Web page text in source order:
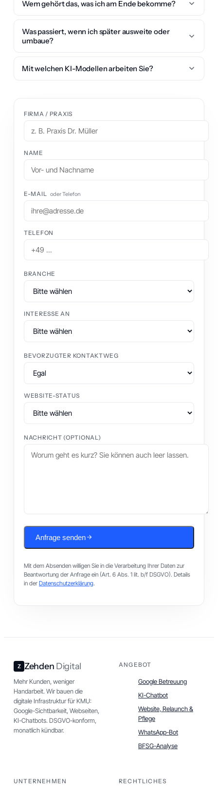
FIRMA / PRAXIS
NAME
E-MAIL oder Telefon
TELEFON
BRANCHE
INTERESSE AN
BEVORZUGTER KONTAKTWEG
WEBSITE-STATUS
NACHRICHT (OPTIONAL)
Anfrage senden
Mit dem Absenden willigen Sie in die Verarbeitung Ihrer Daten zur
Beantwortung der Anfrage ein (Art. 6 Abs. 1 lit. b/f DSGVO). Details
in der Datenschutzerklärung.
Wem gehört das, was ich am Ende bekomme?
Was passiert, wenn ich später ausweite oder
umbaue?
Mit welchen KI-Modellen arbeiten Sie?
Zehden Digital
Mehr Kunden, weniger
Handarbeit. Wir bauen die
digitale Infrastruktur für KMU:
Google-Sichtbarkeit, Webseiten,
KI-Chatbots. DSGVO-konform,
monatlich kündbar.
ANGEBOT
Google Betreuung
KI-Chatbot
Website, Relaunch &
Pflege
WhatsApp-Bot
BFSG-Analyse
UNTERNEHMEN RECHTLICHES